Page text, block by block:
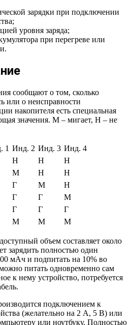
зарядки при подключении
уровня заряда;
при перегреве или
сообщают о том, сколько
или о неисправности
накопителя есть специальная
значения. М – мигает, Н – не
1 Инд. 2 Инд. 3 Инд. 4
Н Н
Н
М Н
Н
Г М
Н
Г Г
М
Г Г
Г
М М М
объем составляет около
зарядить полностью один
мАч и подпитать на 10% во
питать одновременно сам
к нему устройство, потребуется
подключением к
(желательно на 2 А, 5 В) или
или ноутбуку. Полностью